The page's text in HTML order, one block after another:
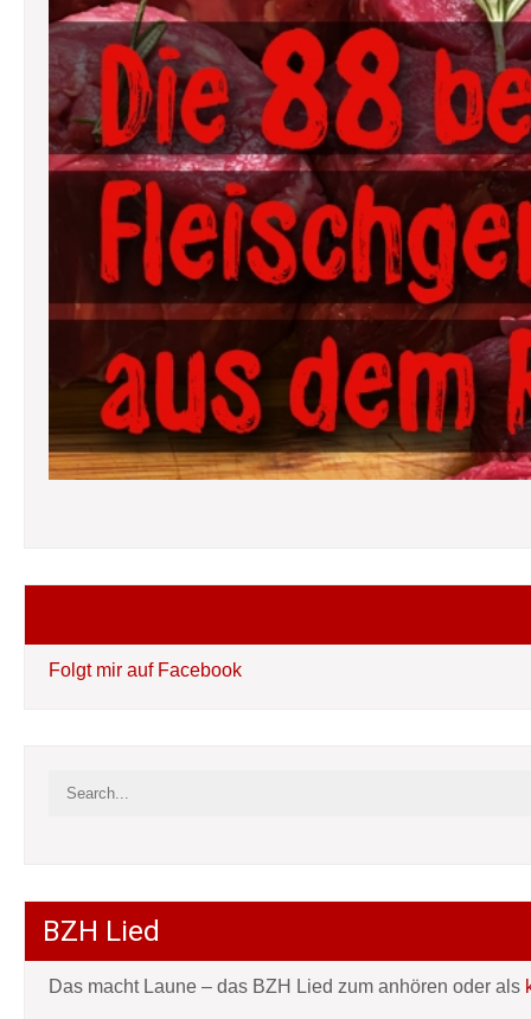
Folgt mir auf Facebook
BZH Lied
Das macht Laune – das BZH Lied zum anhören oder als